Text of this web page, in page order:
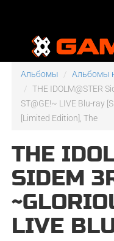
Альбомы
Альбомы
THE IDOLM@STER
ST@GE!~ LIVE Blu-ray
[Limited Edition], The
THE
SIDEM
LIVE